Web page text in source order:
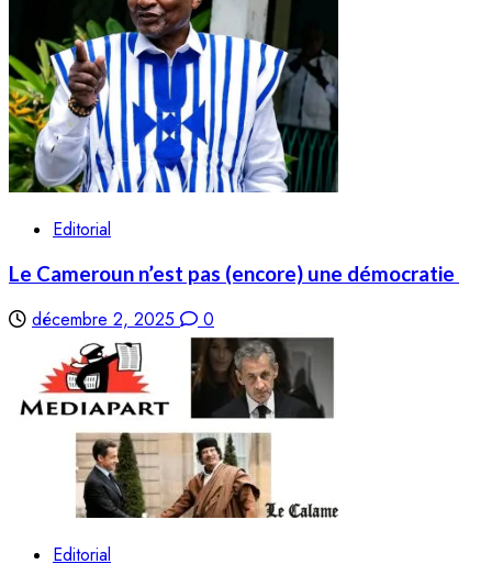
Editorial
Le Cameroun n’est pas (encore) une démocratie
décembre 2, 2025 0
Editorial